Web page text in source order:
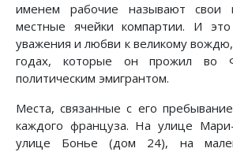
именем рабочие называют свои
местные ячейки компартии. И
уважения и любви к великому
годах, которые он прожил во
политическим эмигрантом.
Места, связанные с его
каждого француза. На улице
улице Бонье (дом 24), на